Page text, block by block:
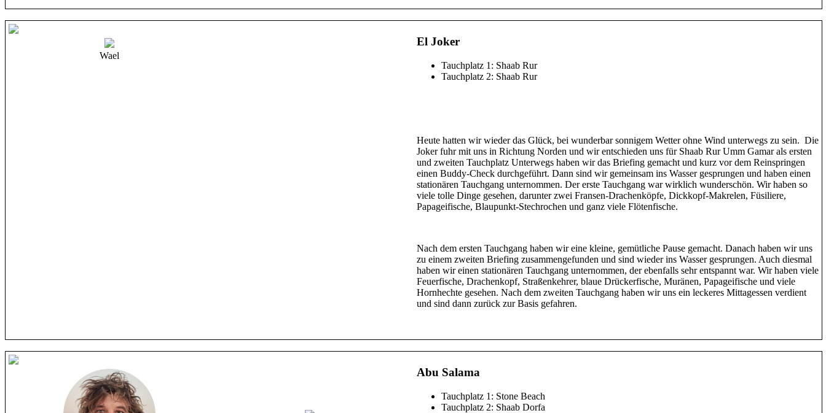
Wael
El Joker
Tauchplatz 1: Shaab Rur
Tauchplatz 2: Shaab Rur
Heute hatten wir wieder das Glück, bei wunderbar sonnigem Wetter ohne Wind unterwegs zu sein. Die
Joker fuhr mit uns in Richtung Norden und wir entschieden uns für Shaab Rur Umm Gamar als ersten
und zweiten Tauchplatz Unterwegs haben wir das Briefing gemacht und kurz vor dem Reinspringen
einen Buddy-Check durchgeführt. Dann sind wir gemeinsam ins Wasser gesprungen und haben einen
stationären Tauchgang unternommen. Der erste Tauchgang war wirklich wunderschön. Wir haben so
viele tolle Dinge gesehen, darunter zwei Fransen-Drachenköpfe, Dickkopf-Makrelen, Füsiliere,
Papageifische, Blaupunkt-Stechrochen und ganz viele Flötenfische.
Nach dem ersten Tauchgang haben wir eine kleine, gemütliche Pause gemacht. Danach haben wir uns
zu einem zweiten Briefing zusammengefunden und sind wieder ins Wasser gesprungen. Auch diesmal
haben wir einen stationären Tauchgang unternommen, der ebenfalls sehr entspannt war. Wir haben viele
Feuerfische, Drachenkopf, Straßenkehrer, blaue Drückerfische, Muränen, Papageifische und viele
Hornhechte gesehen. Nach dem zweiten Tauchgang haben wir uns ein leckeres Mittagessen verdient
und sind dann zurück zur Basis gefahren.
Abu Salama
Tauchplatz 1: Stone Beach
Tauchplatz 2: Shaab Dorfa